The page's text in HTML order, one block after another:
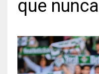
NYJ
3
que